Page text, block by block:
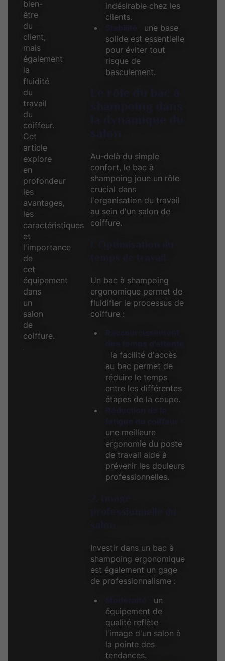
bien-
être
du
client,
mais
également
la
fluidité
du
travail
du
coiffeur.
Cet
article
explore
en
profondeur
les
avantages,
les
caractéristiques
et
l'importance
de
cet
équipement
dans
un
salon
de
coiffure.
indésirable chez les
clients.
une base
solide est essentielle
pour éviter tout
risque de
basculement.
Au-delà du simple
confort, le bac à
shampoing joue un rôle
crucial dans
l'organisation du travail
au sein d'un salon de
coiffure.
Un bac à shampoing
ergonomique permet de
fluidifier le processus de
coiffure :
la facilité d'accès
au bac permet de
réduire le temps
entre les différentes
étapes de la coupe.
une meilleure
ergonomie du poste
de travail aide à
prévenir les douleurs
professionnelles.
Investir dans un bac à
shampoing ergonomique
est également un gage
de professionnalisme :
un
équipement de
qualité reflète
l'image d'un salon à
la pointe des
tendances.